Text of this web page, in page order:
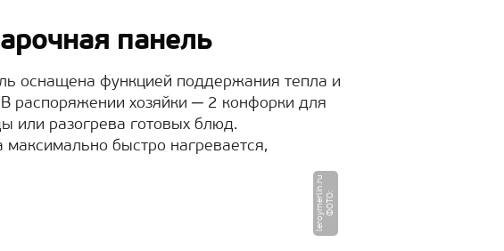
панель
оснащена функцией поддержания тепла и
распоряжении хозяйки ─ 2 конфорки для
или разогрева готовых блюд.
быстро нагревается,
Ф
О
Т
О
:
l
e
r
o
y
m
e
r
li
n.
r
u